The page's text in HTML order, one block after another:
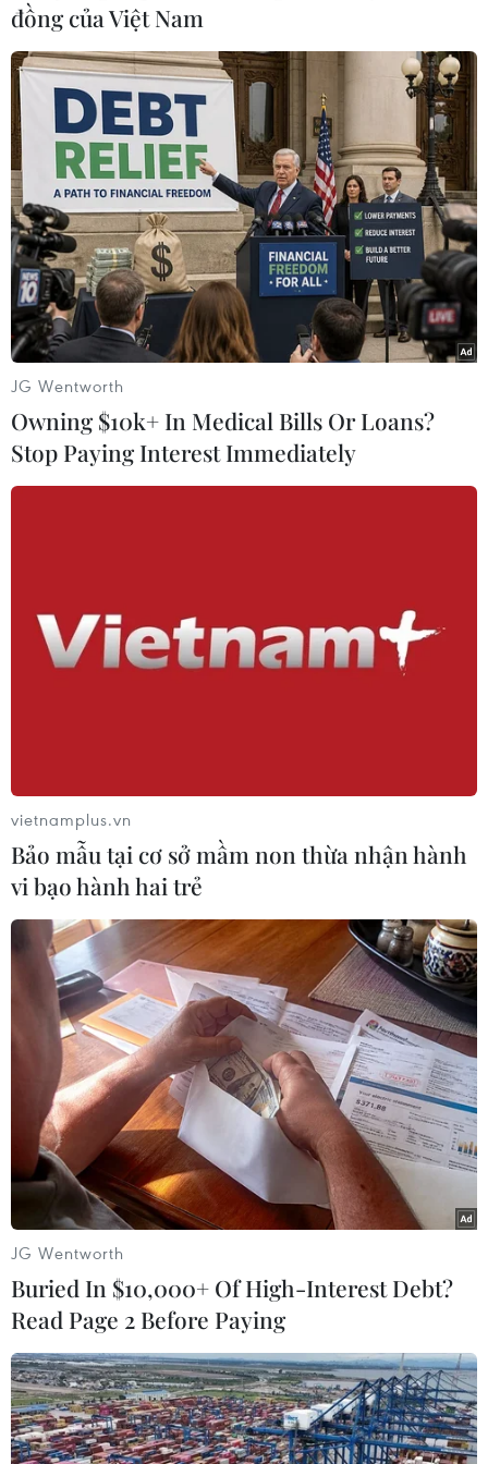
1946” là hoạt động kỷ niệm 70 năm ngày Toàn
quốc kháng chiến nhằm ôn lại truyền thống yêu
nước, khí phách quật cường của nhân dân ta
trong những ngày đầu kháng chiến chống thực
dân Pháp./.
(TTXVN/Vietnam+)
#Hà Nội mùa Đông 1946
#Cảm tử quân Thủ đô
#Toàn quốc kháng chiến
Theo dõi VietnamPlus
TIN LIÊN QUAN
"Ngày về lịch sử" của người chiến sỹ cảm
tử năm xưa
08/10/2014 01:47
đồng của Việt Nam
JG Wentworth
Owning $10k+ In Medical Bills Or Loans?
Stop Paying Interest Immediately
vietnamplus.vn
Bảo mẫu tại cơ sở mầm non thừa nhận hành
vi bạo hành hai trẻ
JG Wentworth
Buried In $10,000+ Of High-Interest Debt?
Read Page 2 Before Paying